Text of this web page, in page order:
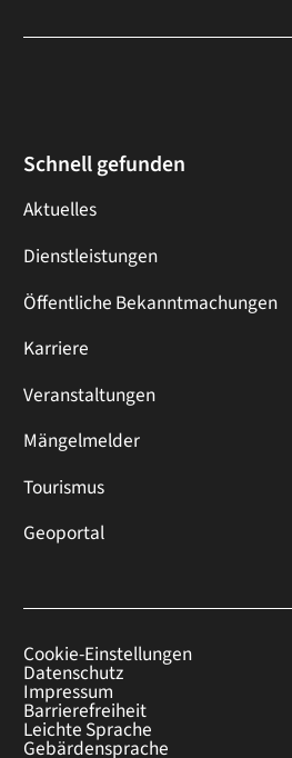
Schnell gefunden
Aktuelles
Dienstleistungen
Öffentliche Bekanntmachungen
Karriere
Veranstaltungen
Mängelmelder
Tourismus
Geoportal
Cookie-Einstellungen
Datenschutz
Impressum
Barrierefreiheit
Leichte Sprache
Gebärdensprache